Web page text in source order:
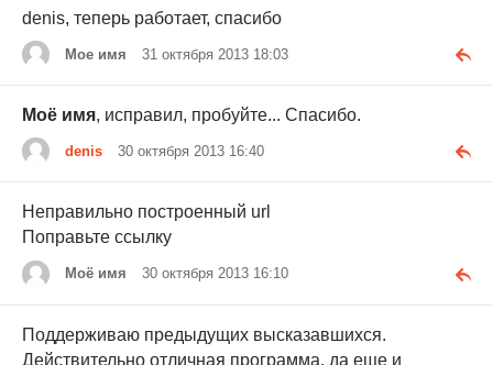
denis, теперь работает, спасибо
Мое имя 31 октября 2013 18:03
Моё имя, исправил, пробуйте... Спасибо.
denis 30 октября 2013 16:40
Неправильно построенный url
Поправьте ссылку
Моё имя 30 октября 2013 16:10
Поддерживаю предыдущих высказавшихся.
Действительно отличная программа, да еще и